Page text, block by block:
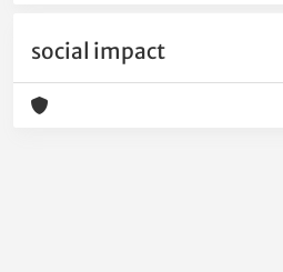
social impact